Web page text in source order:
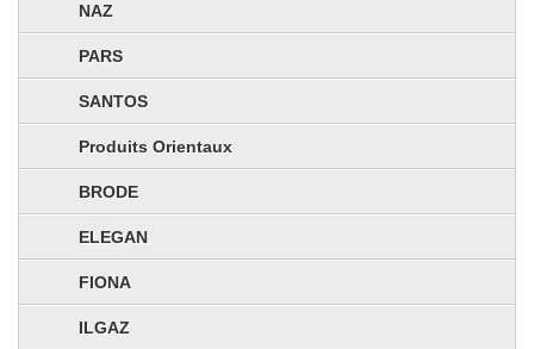
NAZ
PARS
SANTOS
Produits Orientaux
BRODE
ELEGAN
FIONA
ILGAZ